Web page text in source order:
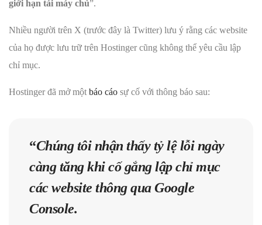
giới hạn tải máy chủ”.
Nhiều người trên X (trước đây là Twitter) lưu ý rằng các website
của họ được lưu trữ trên Hostinger cũng không thể yêu cầu lập
chỉ mục.
Hostinger đã mở một báo cáo sự cố với thông báo sau:
“Chúng tôi nhận thấy tỷ lệ lỗi ngày
càng tăng khi cố gắng lập chỉ mục
các website thông qua Google
Console.